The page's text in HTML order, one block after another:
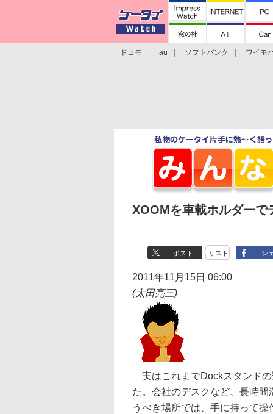
ドコモ au ソフトバンク
ワイモ
XOOMを車載ホルダーで
ポスト リスト シ
2011年11月15日 06:00
(太田亮三)
実はこれまでDockスタンド
た。会社のデスクなど、長時間
うべき場所では、手に持って